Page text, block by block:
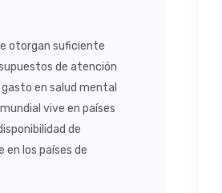
otorgan suficiente
de atención
en salud mental
vive en países
de
los países de